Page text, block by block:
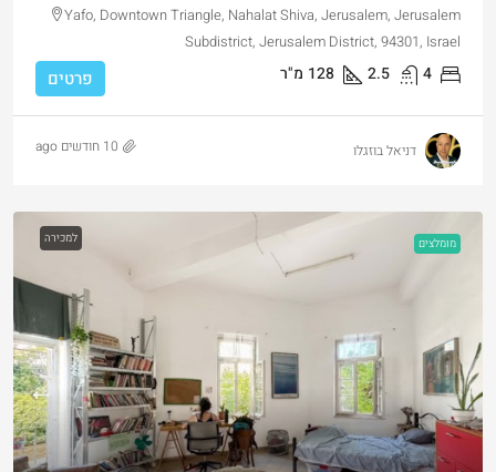
Yafo, Downtown Triangle, Nahalat Shiva, Jerusalem, Jerusalem
Subdistrict, Jerusalem District, 94301, Israel
4
2.5
128 מ"ר פרטים
דניאל בוזגלו 10 חודשים ago
מומלצים למכירה